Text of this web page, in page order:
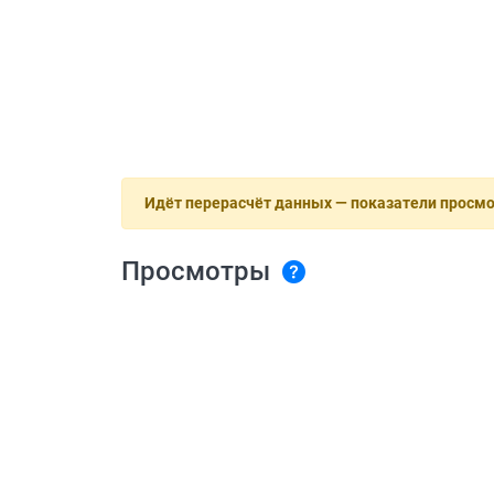
Идёт перерасчёт данных — показатели
Просмотры